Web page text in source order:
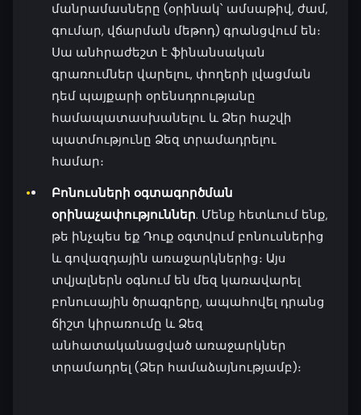
մանրամասները (օրինակ՝ ամսաթիվ, ժամ,
գումար, վճարման մեթոդ) գրանցվում են։
Սա անհրաժեշտ է ֆինանսական
գրառումներ վարելու, փողերի լվացման
դեմ պայքարի օրենսդրությանը
համապատասխանելու և Ձեր հաշվի
պատմությունը Ձեզ տրամադրելու
համար։
Բոնուսների օգտագործման
օրինաչափություններ. Մենք հետևում ենք,
թե ինչպես եք Դուք օգտվում բոնուսներից
և գովազդային առաջարկներից։ Այս
տվյալներն օգնում են մեզ կառավարել
բոնուսային ծրագրերը, ապահովել դրանց
ճիշտ կիրառումը և Ձեզ
անհատականացված առաջարկներ
տրամադրել (Ձեր համաձայնությամբ)։